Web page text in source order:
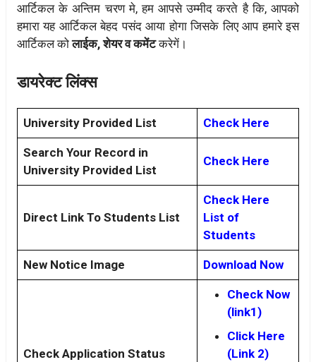
आर्टिकल के अन्तिम चरण मे, हम आपसे उम्मीद करते है कि, आपको
हमारा यह आर्टिकल बेहद पसंद आया होगा जिसके लिए आप हमारे इस
आर्टिकल कोलाईक, शेयर व कमेंटकरेगें।
डायरेक्ट लिंक्स
University Provided List Check Here
Search Your Record in
University Provided List
Check Here
Direct Link To Students List
Check Here
List of
Students
New Notice Image Download Now
Check Application Status
Check Now
(link1)
Click Here
(Link 2)